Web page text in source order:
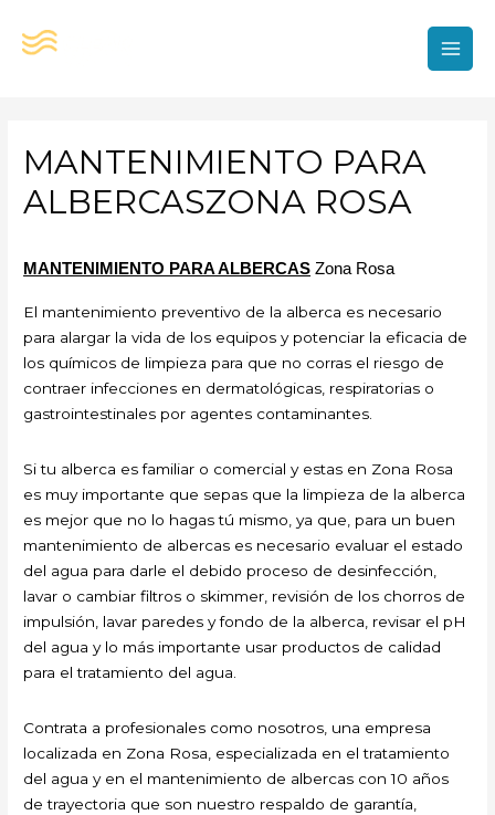
MANTENIMIENTO PARA
ALBERCASZONA ROSA
MANTENIMIENTO PARA ALBERCAS Zona Rosa
El mantenimiento preventivo de la alberca es necesario
para alargar la vida de los equipos y potenciar la eficacia de
los químicos de limpieza para que no corras el riesgo de
contraer infecciones en dermatológicas, respiratorias o
gastrointestinales por agentes contaminantes.
Si tu alberca es familiar o comercial y estas en Zona Rosa
es muy importante que sepas que la limpieza de la alberca
es mejor que no lo hagas tú mismo, ya que, para un buen
mantenimiento de albercas es necesario evaluar el estado
del agua para darle el debido proceso de desinfección,
lavar o cambiar filtros o skimmer, revisión de los chorros de
impulsión, lavar paredes y fondo de la alberca, revisar el pH
del agua y lo más importante usar productos de calidad
para el tratamiento del agua.
Contrata a profesionales como nosotros, una empresa
localizada en Zona Rosa, especializada en el tratamiento
del agua y en el mantenimiento de albercas con 10 años
de trayectoria que son nuestro respaldo de garantía,